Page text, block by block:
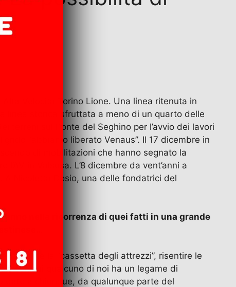
Velocità Torino Lione. Una linea ritenuta in
linea storica sfruttata a meno di un quarto delle
terreni sul Ponte del Seghino per l’avvio dei lavori
“abbiamo liberato Venaus”. Il 17 dicembre in
di mobilitazioni che hanno segnato la
in Valsusa. L’8 dicembre da vent’anni a
Nicoletta Dosio, una delle fondatrici del
nella ricorrenza di quei fatti in una grande
in ordine la “cassetta degli attrezzi”, risentire le
con cui qualcuno di noi ha un legame di
dato a chiunque, da qualunque parte del